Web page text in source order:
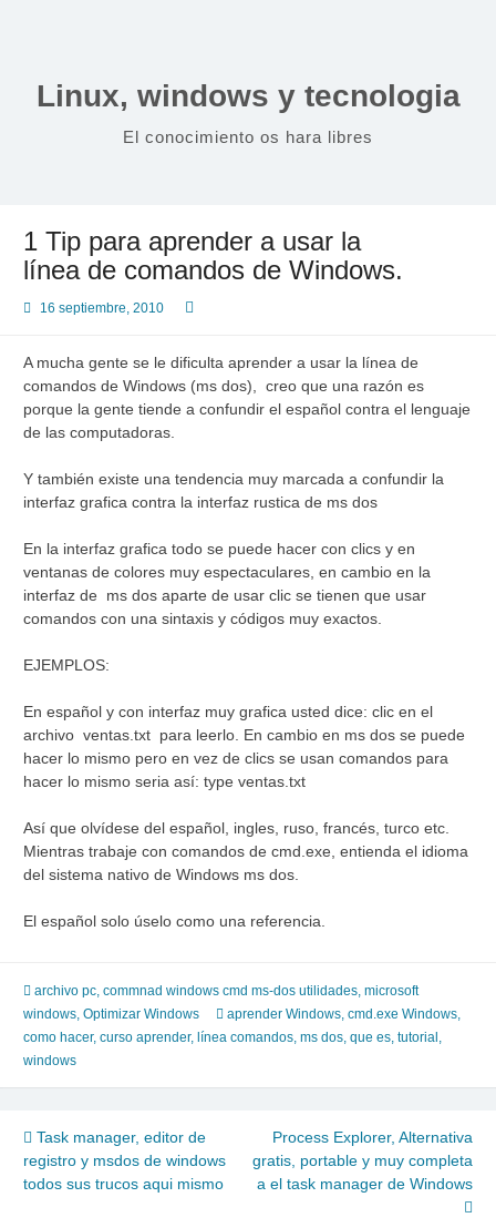
Linux, windows y tecnologia
El conocimiento os hara libres
1 Tip para aprender a usar la
línea de comandos de Windows.
16 septiembre, 2010
A mucha gente se le dificulta aprender a usar la línea de
comandos de Windows (ms dos), creo que una razón es
porque la gente tiende a confundir el español contra el lenguaje
de las computadoras.
Y también existe una tendencia muy marcada a confundir la
interfaz grafica contra la interfaz rustica de ms dos
En la interfaz grafica todo se puede hacer con clics y en
ventanas de colores muy espectaculares, en cambio en la
interfaz de ms dos aparte de usar clic se tienen que usar
comandos con una sintaxis y códigos muy exactos.
EJEMPLOS:
En español y con interfaz muy grafica usted dice: clic en el
archivo ventas.txt para leerlo. En cambio en ms dos se puede
hacer lo mismo pero en vez de clics se usan comandos para
hacer lo mismo seria así: type ventas.txt
Así que olvídese del español, ingles, ruso, francés, turco etc.
Mientras trabaje con comandos de cmd.exe, entienda el idioma
del sistema nativo de Windows ms dos.
El español solo úselo como una referencia.
archivo pc, commnad windows cmd ms-dos utilidades, microsoft
windows, Optimizar Windows aprender Windows, cmd.exe Windows,
como hacer, curso aprender, línea comandos, ms dos, que es, tutorial ,
windows
Navegación
de
Task manager, editor de
registro y msdos de windows
todos sus trucos aqui mismo
Process Explorer, Alternativa
gratis, portable y muy completa
a el task manager de Windows